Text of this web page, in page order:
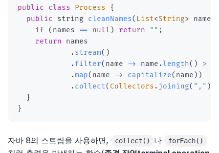
5장, 형식 맞추기
6장, 객체와 자료 구조
9장, 단위테스트
4장 제약 조건
5장 비판적 사고
7장 창의적 마인드셋
8장 창의적 기법
3부, 장기적인 가치를 구축하라
3장 타입 추론
4장 타입 설계
5장 any 다루기
6장 타입 선언과 @types
7장 코드를 작성하고 실행하기
1장 ES2015부터 ES2020까지 그리고 그 이후의 새로운
장난감
2장 블록 스코프 선언: let과 const
3장 새로운 함수 기능
4장 클래스
6장 이터러블, 이터레이터, for-of, 이터러블 스프레드,
함수형 사고
소개
1장, 왜
3장, 양도하라
5장, 진화하라
public class Process
{
public
string cleanNames( List<String> names
if
( names == null ) return "" ;
return
. stream( )
. filter( name -> name .length( ) >
.map( name -> capitalize( name ) )
. collect( Collectors . joining( "," )
}
}
자바 8의 스트림을 사용하면, collect() 나 forEach()